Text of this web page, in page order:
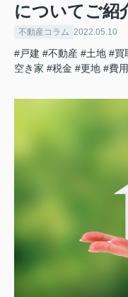
についてご紹
不動産コラム 2022.05.10
#戸建 #不動産 #土地 #買
空き家 #税金 #更地 #費用